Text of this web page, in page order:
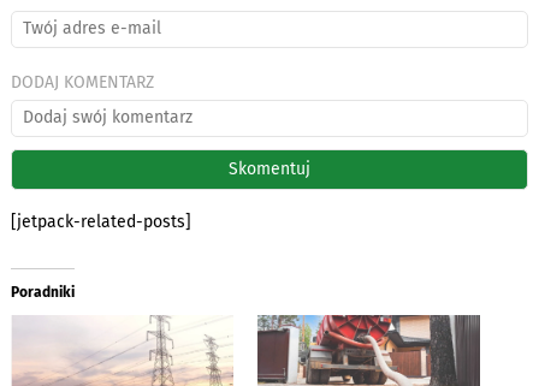
DODAJ KOMENTARZ
[jetpack-related-posts]
Poradniki